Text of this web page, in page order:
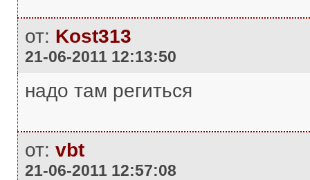
от: Kost313
21-06-2011 12:13:50
надо там региться
от: vbt
21-06-2011 12:57:08